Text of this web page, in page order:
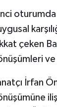
çeken
İrfan